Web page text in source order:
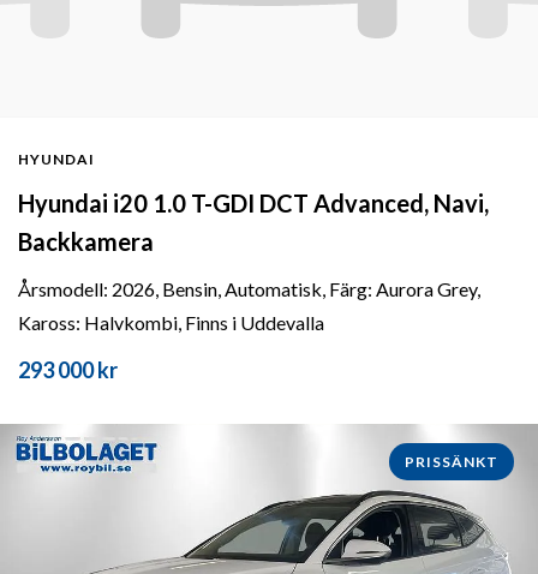
HYUNDAI
Hyundai i20 1.0 T-GDI DCT Advanced, Navi,
Backkamera
Årsmodell: 2026, Bensin, Automatisk, Färg: Aurora Grey,
Kaross: Halvkombi, Finns i Uddevalla
293 000 kr
PRISSÄNKT